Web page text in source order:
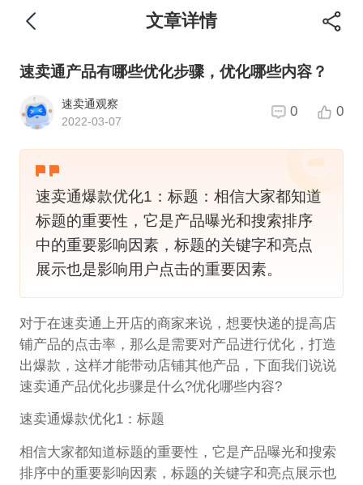
文章详情
速卖通产品有哪些优化步骤，优化哪些内容？
速卖通观察
2022-03-07
0 0
速卖通爆款优化1：标题：相信大家都知道
标题的重要性，它是产品曝光和搜索排序
中的重要影响因素，标题的关键字和亮点
展示也是影响用户点击的重要因素。
对于在速卖通上开店的商家来说，想要快递的提高店
铺产品的点击率，那么是需要对产品进行优化，打造
出爆款，这样才能带动店铺其他产品，下面我们说说
速卖通产品优化步骤是什么?优化哪些内容?
速卖通爆款优化1：标题
相信大家都知道标题的重要性，它是产品曝光和搜索
排序中的重要影响因素，标题的关键字和亮点展示也